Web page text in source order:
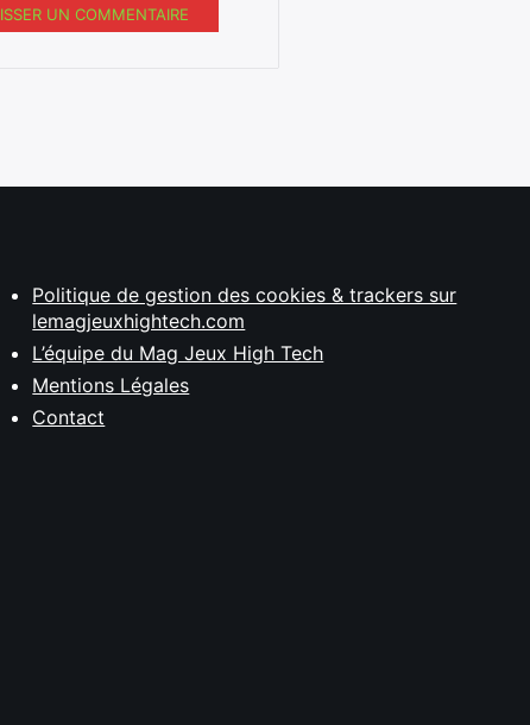
UN COMMENTAIRE
Politique de gestion des cookies & trackers sur
lemagjeuxhightech.com
L’équipe du Mag Jeux High Tech
Mentions Légales
Contact